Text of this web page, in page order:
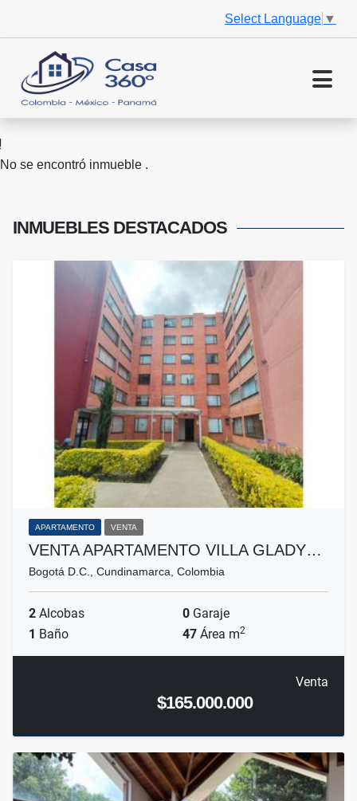
Select Language ▼
No se encontró inmueble .
INMUEBLES DESTACADOS
APARTAMENTO VENTA
VENTA APARTAMENTO VILLA GLADY…
Bogotá D.C., Cundinamarca, Colombia
2 Alcobas 0 Garaje
1 Baño 47 Área m2
Venta
$165.000.000